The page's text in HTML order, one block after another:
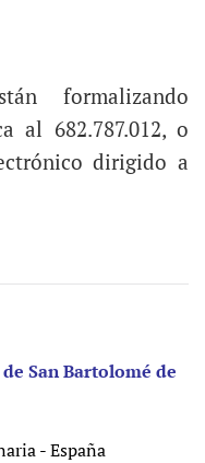
formalizando
al 682.787.012, o
dirigido a
San Bartolomé de
- España